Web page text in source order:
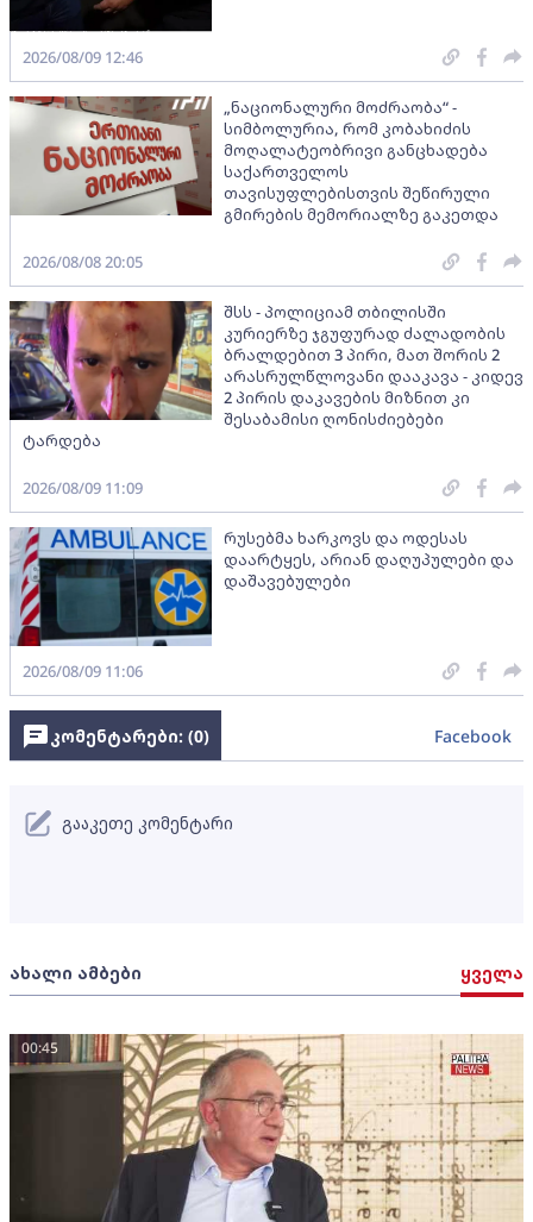
2026/08/09 12:46
„ნაციონალური მოძრაობა“ -
სიმბოლურია, რომ კობახიძის
მოღალატეობრივი განცხადება
საქართველოს
თავისუფლებისთვის შეწირული
გმირების მემორიალზე გაკეთდა
2026/08/08 20:05
შსს - პოლიციამ თბილისში
კურიერზე ჯგუფურად ძალადობის
ბრალდებით 3 პირი, მათ შორის 2
არასრულწლოვანი დააკავა - კიდევ
2 პირის დაკავების მიზნით კი
შესაბამისი ღონისძიებები
ტარდება
2026/08/09 11:09
რუსებმა ხარკოვს და ოდესას
დაარტყეს, არიან დაღუპულები და
დაშავებულები
2026/08/09 11:06
ახალი ამბები ყველა
00:45
კომენტარები: (0) Facebook
გააკეთე კომენტარი